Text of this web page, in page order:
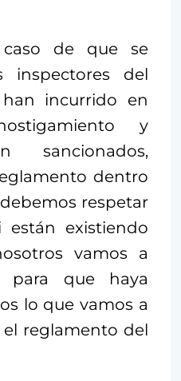
de que se
inspectores del
incurrido en
y
sancionados,
dentro
respetar
existiendo
vamos a
para que haya
lo que vamos a
reglamento del